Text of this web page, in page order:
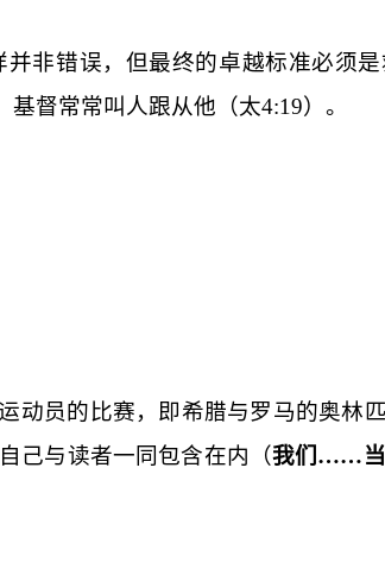
非错误，但最终的卓越标准必须
基督常常叫人跟从他（太4:19）。
动员的比赛，即希腊与罗马的奥林
己与读者一同包含在内（我们……当